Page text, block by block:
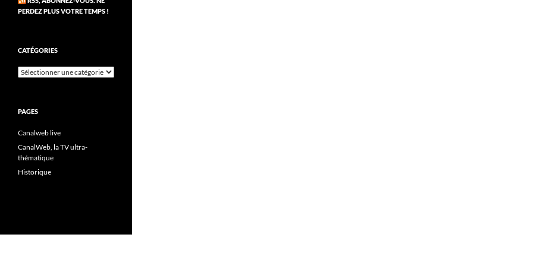
PERDEZ PLUS VOTRE TEMPS !
CATÉGORIES
Catégories
PAGES
Canalweb live
CanalWeb, la TV ultra-
thématique
Historique